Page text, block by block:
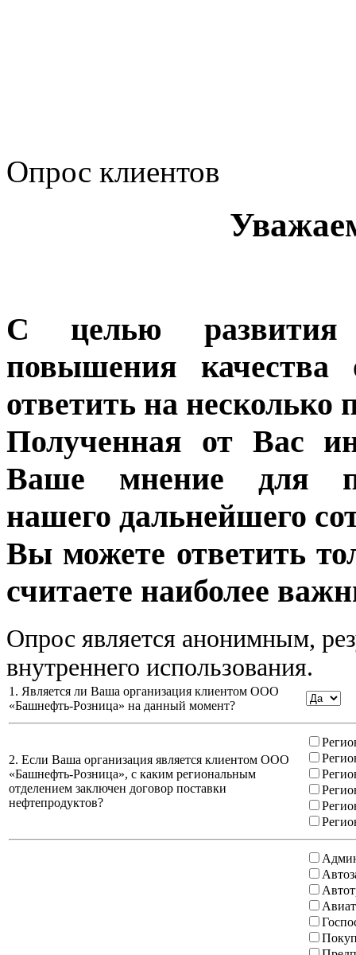
Опрос клиентов
С целью развития
повышения качества
ответить на несколько
Полученная от Вас
Ваше мнение для
нашего дальнейшего
Вы можете ответить
считаете наиболее
Опрос является анонимным,
внутреннего использования.
1. Является ли Ваша организация клиентом ООО
«Башнефть-Розница» на данный момент?
2. Если Ваша организация является клиентом ООО
«Башнефть-Розница», с каким региональным
отделением заключен договор поставки
нефтепродуктов?